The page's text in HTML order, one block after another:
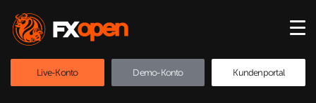
Live-Konto Demo-Konto Kundenportal